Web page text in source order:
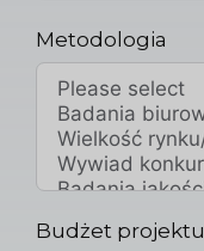
Metodologia
Budżet projektu